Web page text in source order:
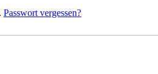
Passwort vergessen?